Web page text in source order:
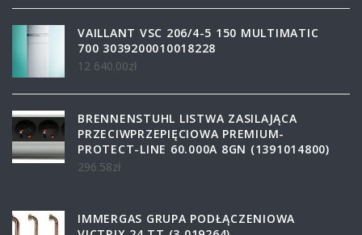
VAILLANT VSC 206/4-5 150 MULTIMATIC
700 3039200010018228
12 640.00zł
BRENNENSTUHL LISTWA ZASILAJĄCA
PRZECIWPRZEPIĘCIOWA PREMIUM-
PROTECT-LINE 60.000A 8GN (1391014800)
296.58zł
IMMERGAS GRUPA PODŁĄCZENIOWA